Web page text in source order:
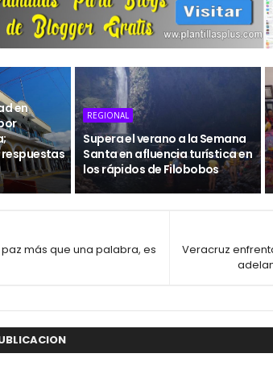
en
REGIONAL
Supera el verano a la Semana
Santa en afluencia turística en
los rápidos de Filobobos
Veracruz
paz más que una palabra, es